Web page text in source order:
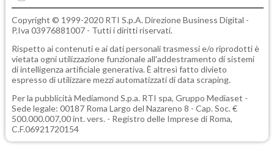
Copyright © 1999-2020 RTI S.p.A. Direzione Business Digital -
P.Iva 03976881007 - Tutti i diritti riservati.
Rispetto ai contenuti e ai dati personali trasmessi e/o riprodotti è
vietata ogni utilizzazione funzionale all'addestramento di sistemi
di intelligenza artificiale generativa. È altresì fatto divieto
espresso di utilizzare mezzi automatizzati di data scraping.
Per la pubblicità Mediamond S.p.a. RTI spa, Gruppo Mediaset -
Sede legale: 00187 Roma Largo del Nazareno 8 - Cap. Soc. €
500.000.007,00 int. vers. - Registro delle Imprese di Roma,
C.F.06921720154